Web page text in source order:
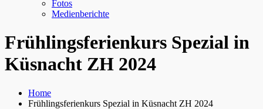
Fotos
Medienberichte
Frühlingsferienkurs Spezial in
Küsnacht ZH 2024
Home
Frühlingsferienkurs Spezial in Küsnacht ZH 2024